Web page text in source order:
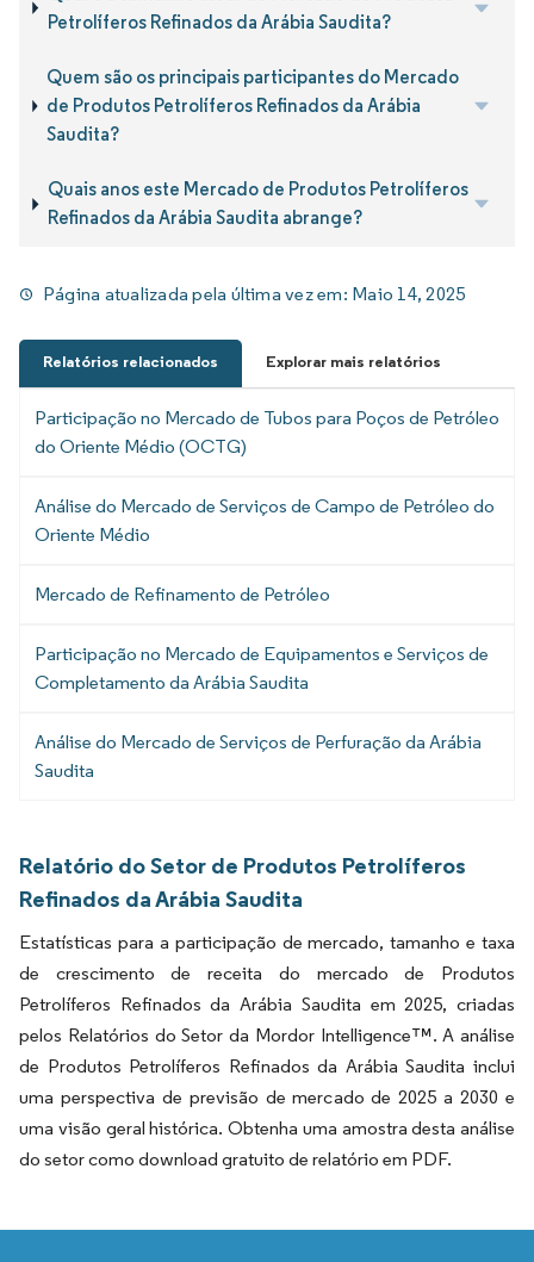
Petrolíferos Refinados da Arábia Saudita?
Quem são os principais participantes do Mercado
de Produtos Petrolíferos Refinados da Arábia
Saudita?
Quais anos este Mercado de Produtos Petrolíferos
Refinados da Arábia Saudita abrange?
Página atualizada pela última vez em: Maio 14, 2025
Relatórios relacionados Explorar mais relatórios
Participação no Mercado de Tubos para Poços de Petróleo
do Oriente Médio (OCTG)
Análise do Mercado de Serviços de Campo de Petróleo do
Oriente Médio
Mercado de Refinamento de Petróleo
Participação no Mercado de Equipamentos e Serviços de
Completamento da Arábia Saudita
Análise do Mercado de Serviços de Perfuração da Arábia
Saudita
Relatório do Setor de Produtos Petrolíferos
Refinados da Arábia Saudita
Estatísticas para a participação de mercado, tamanho e taxa
de crescimento de receita do mercado de Produtos
Petrolíferos Refinados da Arábia Saudita em 2025, criadas
pelos Relatórios do Setor da Mordor Intelligence™. A análise
de Produtos Petrolíferos Refinados da Arábia Saudita inclui
uma perspectiva de previsão de mercado de 2025 a 2030 e
uma visão geral histórica. Obtenha uma amostra desta análise
do setor como download gratuito de relatório em PDF.